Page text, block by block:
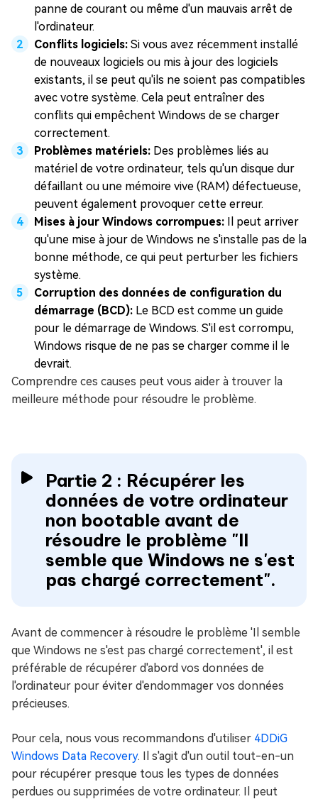
panne de courant ou même d'un mauvais arrêt de
l'ordinateur.
Conflits logiciels: Si vous avez récemment installé
de nouveaux logiciels ou mis à jour des logiciels
existants, il se peut qu'ils ne soient pas compatibles
avec votre système. Cela peut entraîner des
conflits qui empêchent Windows de se charger
correctement.
Problèmes matériels: Des problèmes liés au
matériel de votre ordinateur, tels qu'un disque dur
défaillant ou une mémoire vive (RAM) défectueuse,
peuvent également provoquer cette erreur.
Mises à jour Windows corrompues: Il peut arriver
qu'une mise à jour de Windows ne s'installe pas de la
bonne méthode, ce qui peut perturber les fichiers
système.
Corruption des données de configuration du
démarrage (BCD): Le BCD est comme un guide
pour le démarrage de Windows. S'il est corrompu,
Windows risque de ne pas se charger comme il le
devrait.
Comprendre ces causes peut vous aider à trouver la
meilleure méthode pour résoudre le problème.
Partie 2 : Récupérer les
données de votre ordinateur
non bootable avant de
résoudre le problème "Il
semble que Windows ne s'est
pas chargé correctement".
Avant de commencer à résoudre le problème 'Il semble
que Windows ne s'est pas chargé correctement', il est
préférable de récupérer d'abord vos données de
l'ordinateur pour éviter d'endommager vos données
précieuses.
Pour cela, nous vous recommandons d'utiliser 4DDiG
Windows Data Recovery. Il s'agit d'un outil tout-en-un
pour récupérer presque tous les types de données
perdues ou supprimées de votre ordinateur. Il peut